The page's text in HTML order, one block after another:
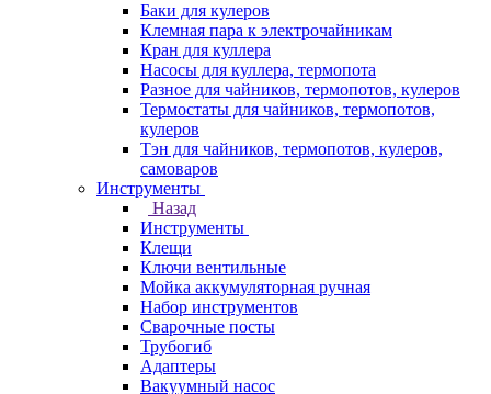
Баки для кулеров
Клемная пара к электрочайникам
Кран для куллера
Насосы для куллера, термопота
Разное для чайников, термопотов, кулеров
Термостаты для чайников, термопотов,
кулеров
Тэн для чайников, термопотов, кулеров,
самоваров
Инструменты
Назад
Инструменты
Клещи
Ключи вентильные
Мойка аккумуляторная ручная
Набор инструментов
Сварочные посты
Трубогиб
Aдаптеры
Вакуумный насос